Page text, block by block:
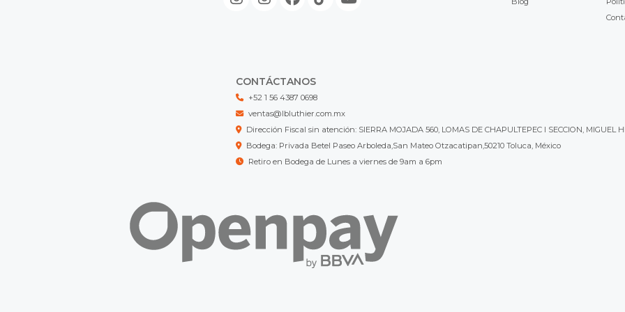
CONTÁCTANOS
+52 1 56 4387 0698
ventas@lbluthier.com.mx
Dirección Fiscal sin atención: SIERRA MOJADA 560, LOMAS DE CHAPULTEPEC I SECCION, MIGUEL
Bodega: Privada Betel Paseo Arboleda,San Mateo Otzacatipan,50210 Toluca, México
Retiro en Bodega de Lunes a viernes de 9am a 6pm